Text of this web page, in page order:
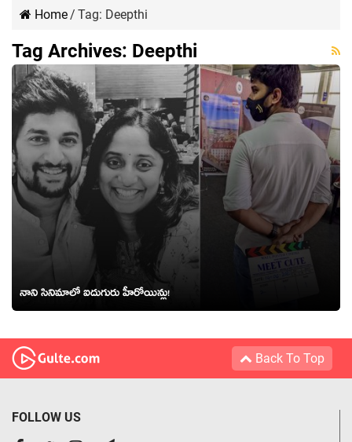
Home/ Tag: Deepthi
Tag Archives: Deepthi
నాని సినిమాలో ఐదుగురు హీరోయిన్లు!
Back To Top
FOLLOW US